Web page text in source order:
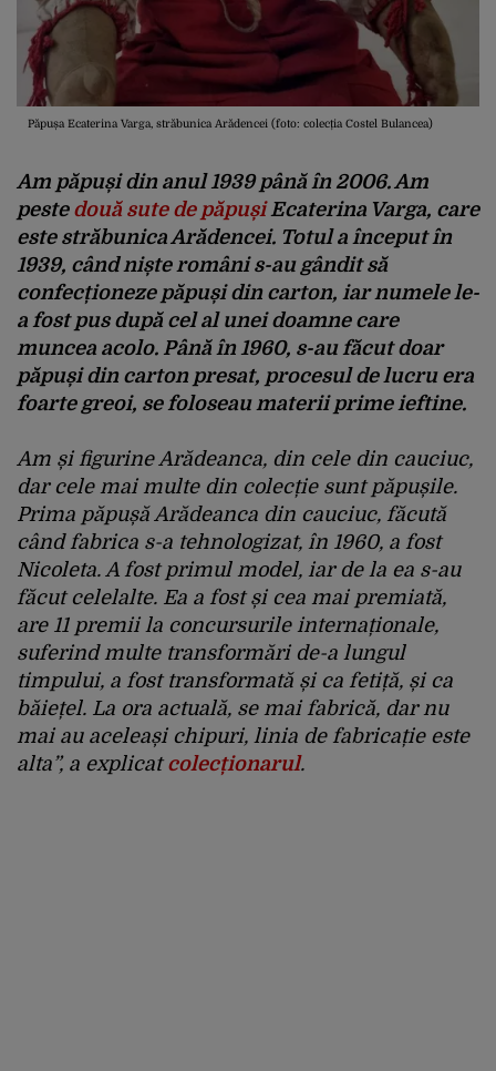
Păpușa Ecaterina Varga, străbunica Arădencei (foto: colecția Costel Bulancea)
Am păpuși din anul 1939 până în 2006. Am
pestedouă sute de păpușiEcaterina Varga, care
este străbunica Arădencei. Totul a început în
1939, când niște români s-au gândit să
confecționeze păpuși din carton, iar numele le-
a fost pus după cel al unei doamne care
muncea acolo. Până în 1960, s-au făcut doar
păpuși din carton presat, procesul de lucru era
foarte greoi, se foloseau materii prime ieftine.
Am și figurine Arădeanca, din cele din cauciuc,
dar cele mai multe din colecție sunt păpușile.
Prima păpușă Arădeanca din cauciuc, făcută
când fabrica s-a tehnologizat, în 1960, a fost
Nicoleta. A fost primul model, iar de la ea s-au
făcut celelalte. Ea a fost și cea mai premiată,
are 11 premii la concursurile internaționale,
suferind multe transformări de-a lungul
timpului, a fost transformată și ca fetiță, și ca
băiețel. La ora actuală, se mai fabrică, dar nu
mai au aceleași chipuri, linia de fabricație este
alta”, a explicatcolecționarul.